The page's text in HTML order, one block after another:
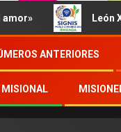
León XIV
ANTERIORES
MISIONAL